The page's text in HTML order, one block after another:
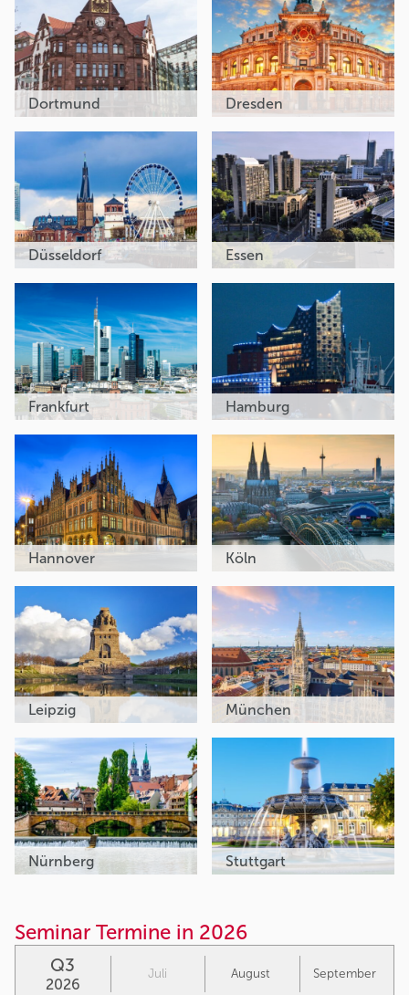
Dortmund Dresden
Düsseldorf Essen
Frankfurt Hamburg
Hannover Köln
Leipzig München
Nürnberg Stuttgart
Seminar Termine in 2026
Q3
2026
Juli August September